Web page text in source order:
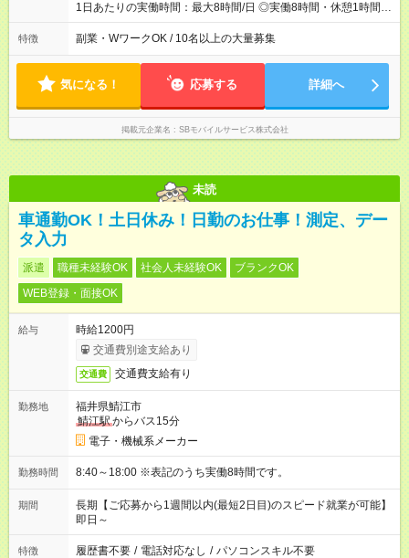
1日あたりの実働時間：最大8時間/日 ◎実働8時間・休憩1時間 ◎
残業は月平均5時間程度です
特徴 副業・WワークOK / 10名以上の大量募集
気になる！ 応募する 詳細へ
掲載元企業名 SBモバイルサービス株式会社
未読
車通勤OK！土日休み！日勤のお仕事！測定、デー
タ入力
派遣 職種未経験OK 社会人未経験OK
ブランクOK
WEB登録・面接OK
給与
時給1200円
交通費別途支給あり
交通費 交通費支給有り
勤務地
福井県鯖江市
鯖江駅からバス15分
電子・機械系メーカー
勤務時間 8:40～18:00 ※表記のうち実働8時間です。
期間
長期【ご応募から1週間以内(最短2日目)のスピード就業が可能】
即日～
特徴 履歴書不要 / 電話対応なし / パソコンスキル不要